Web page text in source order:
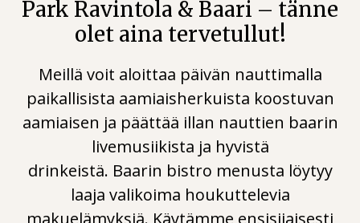
N
I
A
H
Park Ravintola & Baari – tänne
olet aina tervetullut!
Meillä voit aloittaa päivän nauttimalla
paikallisista aamiaisherkuista koostuvan
aamiaisen ja päättää illan nauttien baarin
livemusiikista ja hyvistä
drinkeistä. Baarin bistro menusta löytyy
laaja valikoima houkuttelevia
makuelämyksiä. Käytämme ensisijaisesti